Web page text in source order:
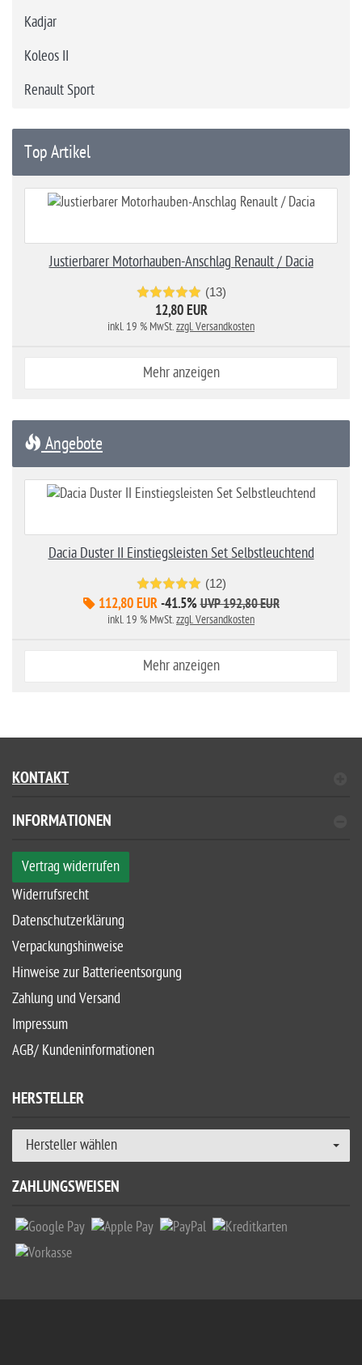
Kadjar
Koleos II
Renault Sport
Top Artikel
Justierbarer Motorhauben-Anschlag Renault / Dacia
(13)
12,80 EUR
inkl. 19 % MwSt.zzgl. Versandkosten
Mehr anzeigen
Angebote
Dacia Duster II Einstiegsleisten Set Selbstleuchtend
(12)
112,80 EUR -41.5% UVP 192,80 EUR
inkl. 19 % MwSt.zzgl. Versandkosten
Mehr anzeigen
KONTAKT
INFORMATIONEN
Vertrag widerrufen
Widerrufsrecht
Datenschutzerklärung
Verpackungshinweise
Hinweise zur Batterieentsorgung
Zahlung und Versand
Impressum
AGB/ Kundeninformationen
HERSTELLER
Hersteller wählen
ZAHLUNGSWEISEN